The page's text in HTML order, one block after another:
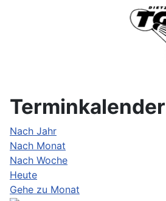
Terminkalender
Nach Jahr
Nach Monat
Nach Woche
Heute
Gehe zu Monat